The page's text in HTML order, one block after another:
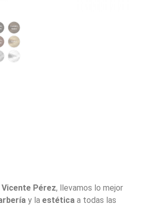
Vicente Pérez, llevamos lo mejor
y laestética a todas las